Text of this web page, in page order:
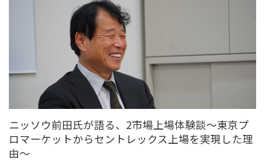
ニッソウ前田氏が語る、2市場上場体験談～東京プ
ロマーケットからセントレックス上場を実現した理
由～